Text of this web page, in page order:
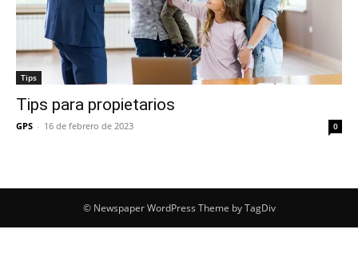
Tips
Tips para propietarios
GPS - 16 de febrero de 2023 0
© Newspaper WordPress Theme by TagDiv